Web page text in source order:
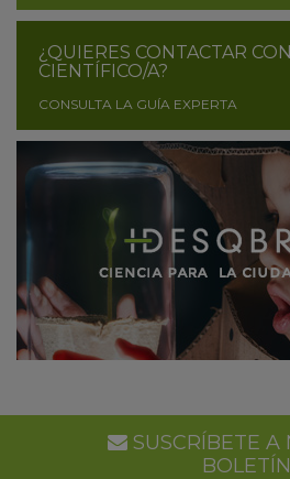
¿QUIERES CONTACTAR
CIENTÍFICO/A?
CONSULTA LA GUÍA EXPERTA
SUSCRÍBETE A
BOLETÍN